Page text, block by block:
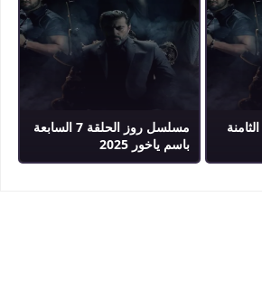
مسلسل روز الحلقة 8 الثامنة
مسلسل روز الحلقة 7 السابعة
باسم ياخور 2025